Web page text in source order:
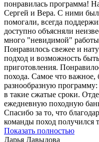
понравилась программа!
Сергей и Вера. С ними
помогали, всегда
доступно объясняли
много "невидимой"
Понравилось свежее и
подход и возможность
приготовления.
похода. Самое что
разнообразную
в такие сжатые сроки.
ежедневную походную
Спасибо за то, что
команды поход получился
Показать полностью
Дарья Давыдова